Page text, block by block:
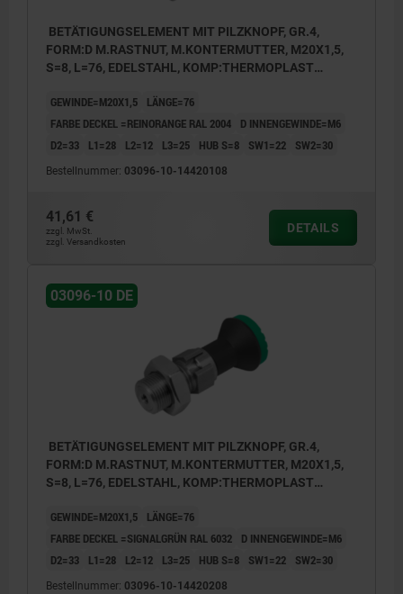
BETÄTIGUNGSELEMENT MIT PILZKNOPF, GR.4,
FORM:D M.RASTNUT, M.KONTERMUTTER, M20X1,5,
S=8, L=76, EDELSTAHL, KOMP:THERMOPLAST
GEWINDE=M20X1,5
LÄNGE=76
FARBE DECKEL =REINORANGE RAL 2004
D INNENGEWINDE=M6
D2=33
L1=28 L2=12 L3=25 HUB S=8 SW1=22 SW2=30
Bestellnummer: 03096-10-14420108
41,61 €
zzgl. MwSt.
zzgl. Versandkosten
DETAILS
03096-10 DE
BETÄTIGUNGSELEMENT MIT PILZKNOPF, GR.4,
FORM:D M.RASTNUT, M.KONTERMUTTER, M20X1,5,
S=8, L=76, EDELSTAHL, KOMP:THERMOPLAST
GEWINDE=M20X1,5
LÄNGE=76
FARBE DECKEL =SIGNALGRÜN RAL 6032
D INNENGEWINDE=M6
D2=33
L1=28 L2=12 L3=25 HUB S=8 SW1=22 SW2=30
Bestellnummer: 03096-10-14420208